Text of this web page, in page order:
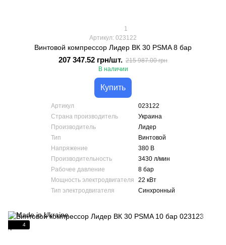
1
Артикул: 023122
Винтовой компрессор Лидер ВК 30 PSMA 8 бар
207 347.52 грн/шт. 215 987.00 грн
В наличии
Купить
Артикул
023122
Страна производитель
Украина
Производитель
Лидер
Тип
Винтовой
Напряжение
380 В
Производительность
3430 л/мин
Рабочее давление
8 бар
Мощность электродвигателя
22 кВт
Тип электродвигателя
Синхронный
4